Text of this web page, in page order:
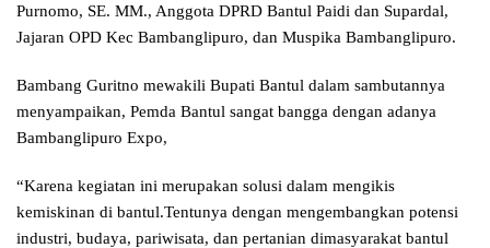
Purnomo, SE. MM., Anggota DPRD Bantul Paidi dan Supardal,
Jajaran OPD Kec Bambanglipuro, dan Muspika Bambanglipuro.
Bambang Guritno mewakili Bupati Bantul dalam sambutannya
menyampaikan, Pemda Bantul sangat bangga dengan adanya
Bambanglipuro Expo,
“Karena kegiatan ini merupakan solusi dalam mengikis
kemiskinan di bantul.Tentunya dengan mengembangkan potensi
industri, budaya, pariwisata, dan pertanian dimasyarakat bantul